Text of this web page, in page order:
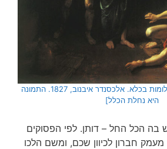
[בתמונה: יוסף מפרש חלומות בכלא. אלכסנדר איבנוב, 1827. התמונה
היא נחלת הכלל]
בה הכל החל – דותן. לפי הפסוקים
מעמק חברון לכיוון שכם, ומשם הלכו